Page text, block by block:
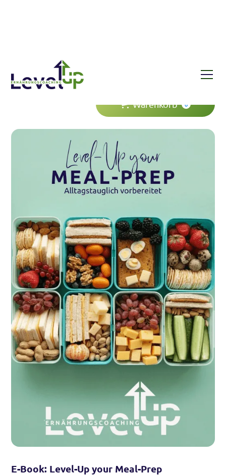
Shop E-Book: Level-Up your Meal-Prep
Warenkorb 0
E-Book: Level-Up your Meal-Prep